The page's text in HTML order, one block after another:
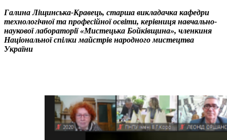
Галина Ліщинська-Кравець, старша викладачка кафедри
технологічної та професійної освіти, керівниця навчально-
наукової лабораторії «Мистецька Бойківщина», членкиня
Національної спілки майстрів народного мистецтва
України